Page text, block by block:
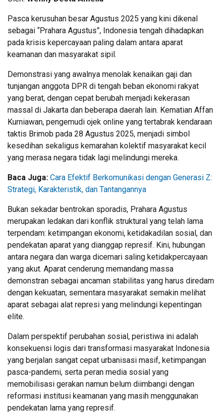
Pasca kerusuhan besar Agustus 2025 yang kini dikenal
sebagai “Prahara Agustus”, Indonesia tengah dihadapkan
pada krisis kepercayaan paling dalam antara aparat
keamanan dan masyarakat sipil.
Demonstrasi yang awalnya menolak kenaikan gaji dan
tunjangan anggota DPR di tengah beban ekonomi rakyat
yang berat, dengan cepat berubah menjadi kekerasan
massal di Jakarta dan beberapa daerah lain. Kematian Affan
Kurniawan, pengemudi ojek online yang tertabrak kendaraan
taktis Brimob pada 28 Agustus 2025, menjadi simbol
kesedihan sekaligus kemarahan kolektif masyarakat kecil
yang merasa negara tidak lagi melindungi mereka.
Baca Juga: Cara Efektif Berkomunikasi dengan Generasi Z:
Strategi, Karakteristik, dan Tantangannya
Bukan sekadar bentrokan sporadis, Prahara Agustus
merupakan ledakan dari konflik struktural yang telah lama
terpendam: ketimpangan ekonomi, ketidakadilan sosial, dan
pendekatan aparat yang dianggap represif. Kini, hubungan
antara negara dan warga dicemari saling ketidakpercayaan
yang akut. Aparat cenderung memandang massa
demonstran sebagai ancaman stabilitas yang harus diredam
dengan kekuatan, sementara masyarakat semakin melihat
aparat sebagai alat represi yang melindungi kepentingan
elite.
Dalam perspektif perubahan sosial, peristiwa ini adalah
konsekuensi logis dari transformasi masyarakat Indonesia
yang berjalan sangat cepat urbanisasi masif, ketimpangan
pasca-pandemi, serta peran media sosial yang
memobilisasi gerakan namun belum diimbangi dengan
reformasi institusi keamanan yang masih menggunakan
pendekatan lama yang represif.